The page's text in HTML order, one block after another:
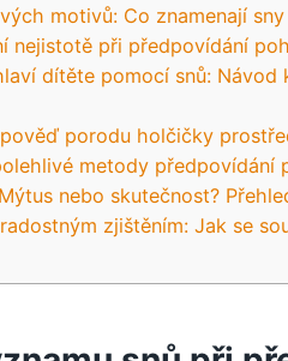
motivů: Co znamenají
nejistotě při ⁣předpovídání
dítěte pomocí snů:
porodu holčičky
​metody‌
nebo skutečnost?
‍zjištěním: Jak se